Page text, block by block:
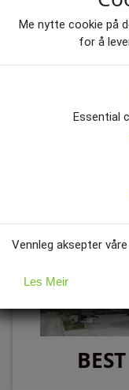
Me nytte cookie på
for å
Essential
Vennleg aksepter
Les Meir